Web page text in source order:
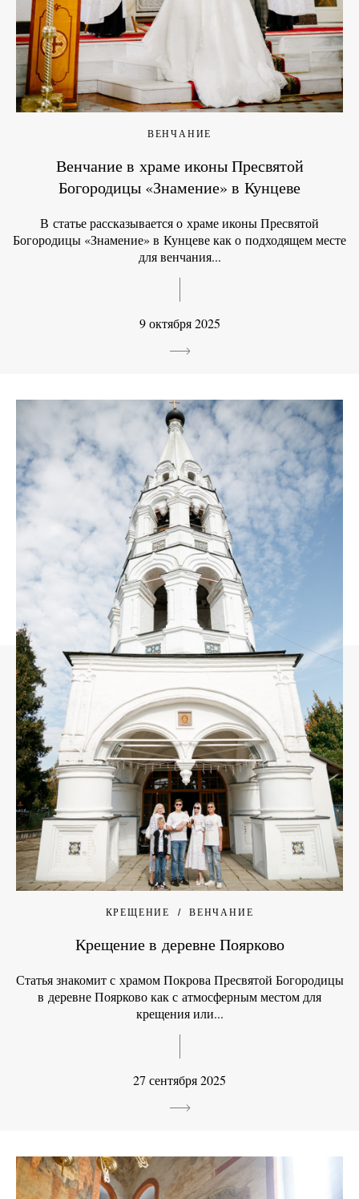
ВЕНЧАНИЕ
Венчание в храме иконы Пресвятой
Богородицы «Знамение» в Кунцеве
В статье рассказывается о храме иконы Пресвятой
Богородицы «Знамение» в Кунцеве как о подходящем месте
для венчания...
9 октября 2025
КРЕЩЕНИЕ ВЕНЧАНИЕ
Крещение в деревне Поярково
Статья знакомит с храмом Покрова Пресвятой Богородицы
в деревне Поярково как с атмосферным местом для
крещения или...
27 сентября 2025